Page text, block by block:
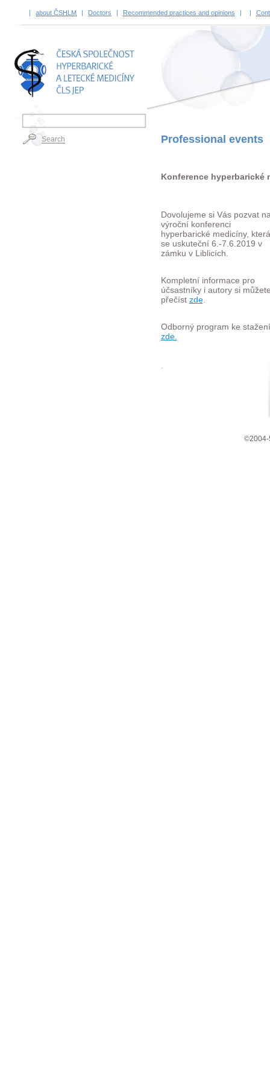
| about ČSHLM | Doctors | Recommended practices and opinions | |
TITLE
Search Professional events
Konference hyperbarické
Dovolujeme si Vás pozvat
výroční konferenci
hyperbarické medicíny, která
se uskuteční 6.-7.6.2019 v
zámku v Liblicích.
Kompletní informace pro
účsastníky i autory si
přečíst zde.
Odborný program ke stažení
zde.
©2004-